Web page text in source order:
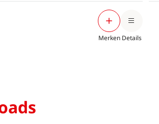
Merken Details